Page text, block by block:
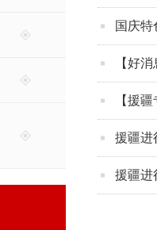
国庆特
【好
【援
援疆进
援疆进